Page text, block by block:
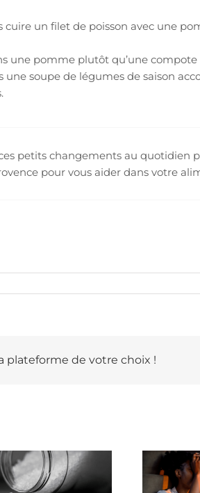
cuire un filet de poisson avec une
une pomme plutôt qu’une
une soupe de légumes de saison
petits changements au quotidien
pour vous aider dans votre
plateforme de votre choix !